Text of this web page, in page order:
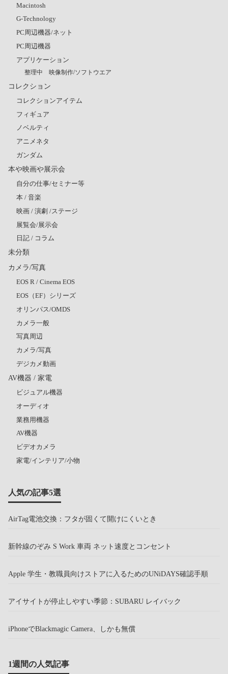
Macintosh
G-Technology
PC周辺機器/ネット
PC周辺機器
アプリケーション
整理中 映像制作/ソフトウエア
コレクション
コレクションアイテム
フィギュア
ノベルティ
アニメネタ
ガンダム
本や映画や展示会
自分の仕事/セミナー等
本 / 音楽
映画 / 演劇 /ステージ
展覧会/展示会
日記 / コラム
未分類
カメラ/写真
EOS R / Cinema EOS
EOS（EF）シリーズ
オリンパス/OMDS
カメラ一般
写真周辺
カメラ/写真
デジカメ動画
AV機器 / 家電
ビジュアル機器
オーディオ
業務用機器
AV機器
ビデオカメラ
家電/インテリア/小物
人気の記事5選
AirTag電池交換：フタが固くて開けにくいとき
新幹線のぞみ S Work 車両 ネット速度とコンセント
Apple 学生・教職員向けストアに入るためのUNiDAYS確認手順
アイサイトが停止しやすい季節：SUBARU レイバック
iPhoneでBlackmagic Camera、しかも無償
1週間の人気記事